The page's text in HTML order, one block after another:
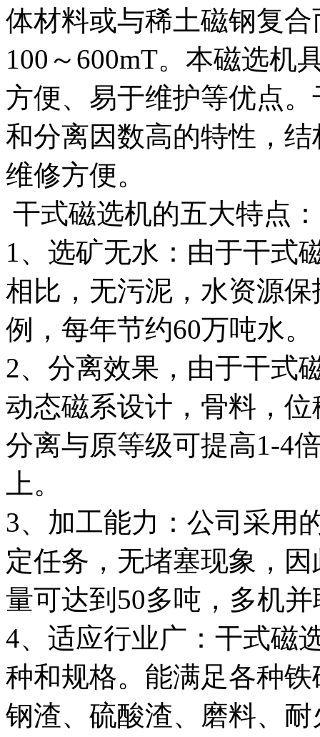
体材料或与稀土磁钢复
100～600mT。本磁选机
方便、易于维护等优点
和分离因数高的特性，
维修方便。
干式磁选机的五大特点：
1、选矿无水：由于干式
相比，无污泥，水资源
例，每年节约60万吨水。
2、分离效果，由于干式
动态磁系设计，骨料，
分离与原等级可提高1-4
上。
3、加工能力：公司采用
定任务，无堵塞现象，
量可达到50多吨，多机
4、适应行业广：干式磁
种和规格。能满足各种
钢渣、硫酸渣、磨料、